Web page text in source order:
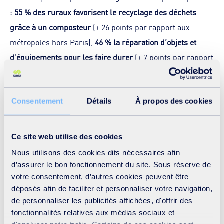
Consentement Détails À propos des cookies
Ce site web utilise des cookies
Nous utilisons des cookies dits nécessaires afin
d’assurer le bon fonctionnement du site. Sous réserve de
votre consentement, d’autres cookies peuvent être
déposés afin de faciliter et personnaliser votre navigation,
de personnaliser les publicités affichées, d'offrir des
fonctionnalités relatives aux médias sociaux et
: 55 % des ruraux favorisent le recyclage des déchets
grâce à un composteur(+ 26 points par rapport aux
métropoles hors Paris), 46 % la réparation d’objets et
d’équipements pour les faire durer(+ 7 points par rapport
aux métropoles hors Paris), et
33 % privilégient les
circuits courts(+ 6 points par rapport aux métropoles
hors Paris), une pratique qui se démocratise de plus en
plus dans les villes.
Des comportements qui évoluent doucement
Les habitants de la région restent convaincus que réduire
ses déchets, c’est adopter une nouvelle façon de
consommer (52 %). Un sentiment positif et communicatif,
puisque 49 % des habitants de la région pensent que les